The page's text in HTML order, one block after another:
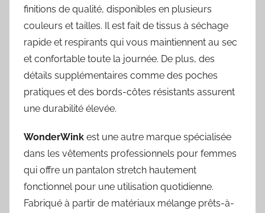
finitions de qualité, disponibles en plusieurs
couleurs et tailles. Il est fait de tissus à séchage
rapide et respirants qui vous maintiennent au sec
et confortable toute la journée. De plus, des
détails supplémentaires comme des poches
pratiques et des bords-côtes résistants assurent
une durabilité élevée.
WonderWink est une autre marque spécialisée
dans les vêtements professionnels pour femmes
qui offre un pantalon stretch hautement
fonctionnel pour une utilisation quotidienne.
Fabriqué à partir de matériaux mélange prêts-à-